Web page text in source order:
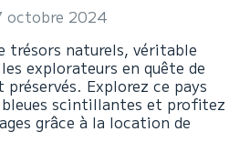
octobre 2024
trésors naturels, véritable
explorateurs en quête de
préservés. Explorez ce pays
bleues scintillantes et profitez
grâce à la location de